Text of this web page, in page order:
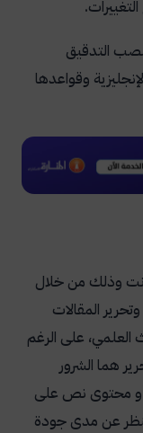
.
التدقيق
وقواعدها
وذلك من خلال
المقالات
العلمي، على الرغم
هما الشرور
أو محتوى نص على
عن مدى جودة